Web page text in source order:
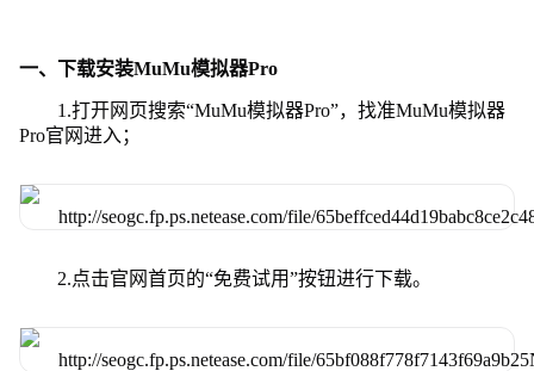
一、下载安装MuMu模拟器Pro
1.打开网页搜索“MuMu模拟器Pro”，找准MuMu模拟器
Pro官网进入；
2.点击官网首页的“免费试用”按钮进行下载。